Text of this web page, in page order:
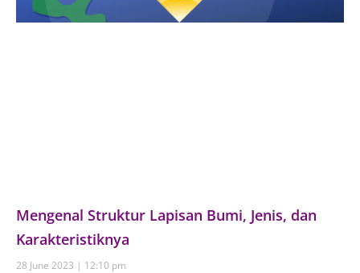
Mengenal Struktur Lapisan Bumi, Jenis, dan
Karakteristiknya
28 June 2023
12:10 pm